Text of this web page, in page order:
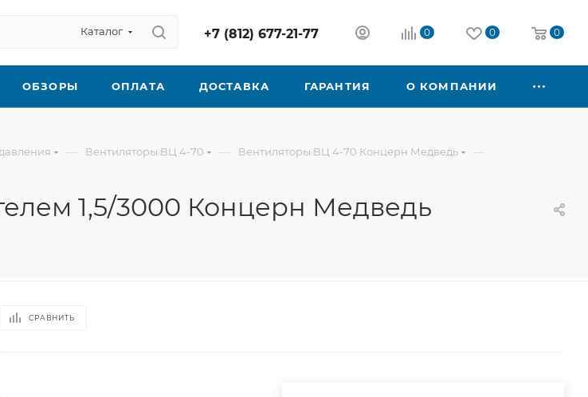
Каталог +7 (812) 677-21-77 0 0 0
ОБЗОРЫ ОПЛАТА ДОСТАВКА ГАРАНТИЯ О КОМПАНИИ
— Вентиляторы ВЦ 4-70 — Вентиляторы ВЦ 4-70 Концерн Медведь —
1,5/3000 Концерн Медведь
СРАВНИТЬ